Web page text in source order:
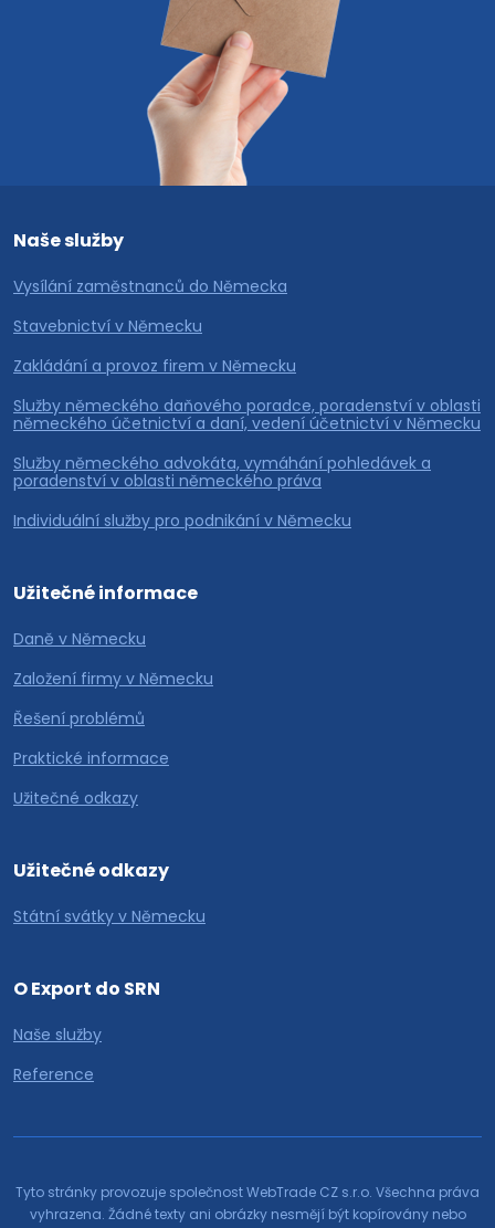
Naše služby
Vysílání zaměstnanců do Německa
Stavebnictví v Německu
Zakládání a provoz firem v Německu
Služby německého daňového poradce, poradenství v oblasti
německého účetnictví a daní, vedení účetnictví v Německu
Služby německého advokáta, vymáhání pohledávek a
poradenství v oblasti německého práva
Individuální služby pro podnikání v Německu
Užitečné informace
Daně v Německu
Založení firmy v Německu
Řešení problémů
Praktické informace
Užitečné odkazy
Užitečné odkazy
Státní svátky v Německu
O Export do SRN
Naše služby
Reference
Tyto stránky provozuje společnost WebTrade CZ s.r.o. Všechna práva
vyhrazena. Žádné texty ani obrázky nesmějí být kopírovány nebo